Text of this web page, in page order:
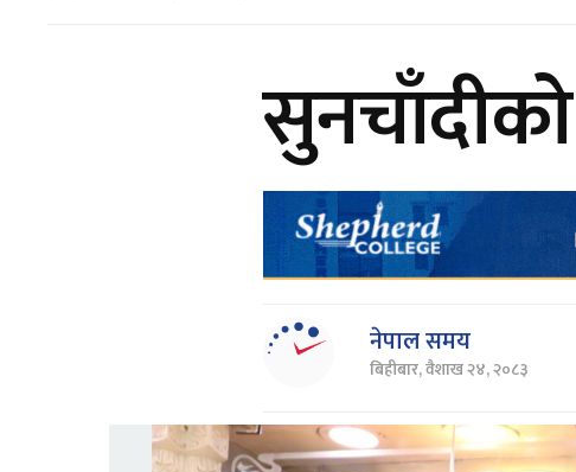
नेपाल समय
बिहीबार, वैशाख २४, २०८३